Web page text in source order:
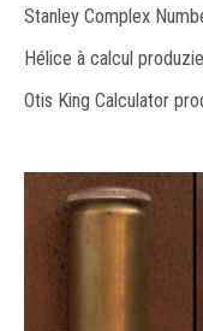
Stanley Complex
Hélice à calcul
Otis King Calculator